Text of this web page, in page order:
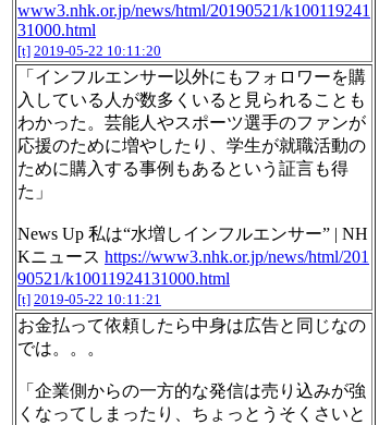
www3.nhk.or.jp/news/html/20190521/k100119241
31000.html
[t] 2019-05-22 10:11:20
「インフルエンサー以外にもフォロワーを購
入している人が数多くいると見られることも
わかった。芸能人やスポーツ選手のファンが
応援のために増やしたり、学生が就職活動の
ために購入する事例もあるという証言も得
た」
News Up 私は“水増しインフルエンサー” | NH
Kニュース https://www3.nhk.or.jp/news/html/201
90521/k10011924131000.html
[t] 2019-05-22 10:11:21
お金払って依頼したら中身は広告と同じなの
では。。。
「企業側からの一方的な発信は売り込みが強
くなってしまったり、ちょっとうそくさいと